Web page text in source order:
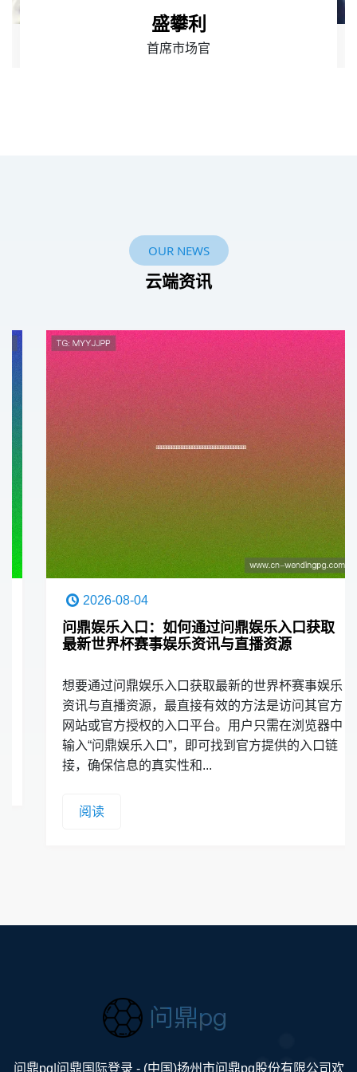
盛攀利
首席市场官
OUR NEWS
云端资讯
2026-08-04
问鼎娱乐入口：如何通过问鼎娱乐入口获取
最新世界杯赛事娱乐资讯与直播资源
想要通过问鼎娱乐入口获取最新的世界杯赛事娱乐
资讯与直播资源，最直接有效的方法是访问其官方
网站或官方授权的入口平台。用户只需在浏览器中
输入“问鼎娱乐入口”，即可找到官方提供的入口链
接，确保信息的真实性和...
阅读
问鼎pg|问鼎国际登录 - (中国)扬州市问鼎pg股份有限公司欢